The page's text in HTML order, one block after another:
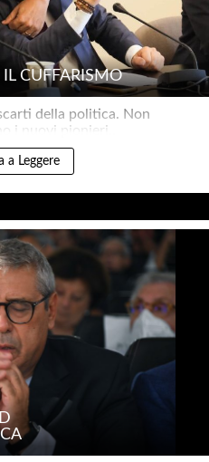
CUFFARISMO
della politica. Non
i nuovi pionieri..
a Leggere